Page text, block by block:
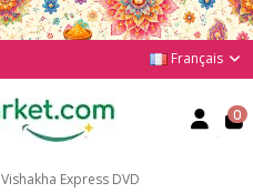
Français
0
Vishakha Express DVD